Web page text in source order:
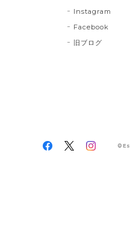
Instagram
Facebook
旧ブログ